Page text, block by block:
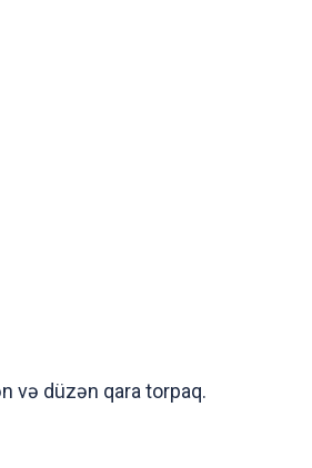
və düzən qara torpaq.